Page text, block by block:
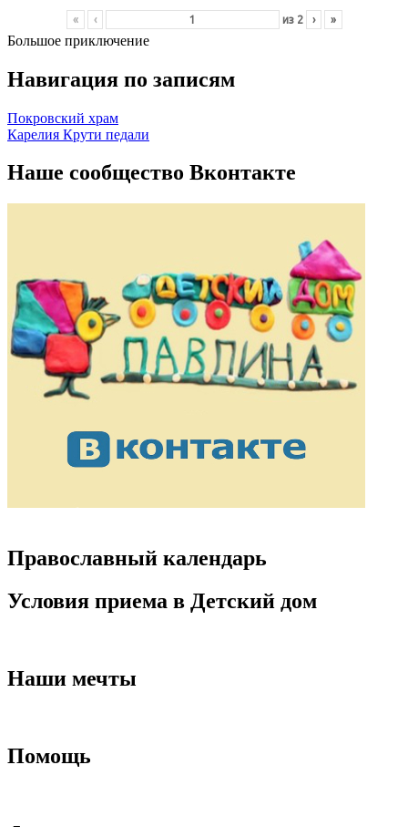
« ‹ из 2 › »
Большое приключение
Навигация по записям
Покровский храм
Карелия Крути педали
Наше сообщество Вконтакте
Православный календарь
Условия приема в Детский дом
Наши мечты
Помощь